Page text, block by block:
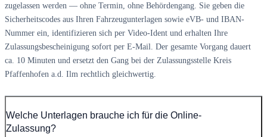
zugelassen werden — ohne Termin, ohne Behördengang. Sie geben die
Sicherheitscodes aus Ihren Fahrzeugunterlagen sowie eVB- und IBAN-
Nummer ein, identifizieren sich per Video-Ident und erhalten Ihre
Zulassungsbescheinigung sofort per E-Mail. Der gesamte Vorgang dauert
ca. 10 Minuten und ersetzt den Gang bei der Zulassungsstelle Kreis
Pfaffenhofen a.d. Ilm rechtlich gleichwertig.
Welche Unterlagen brauche ich für die Online-
Zulassung?